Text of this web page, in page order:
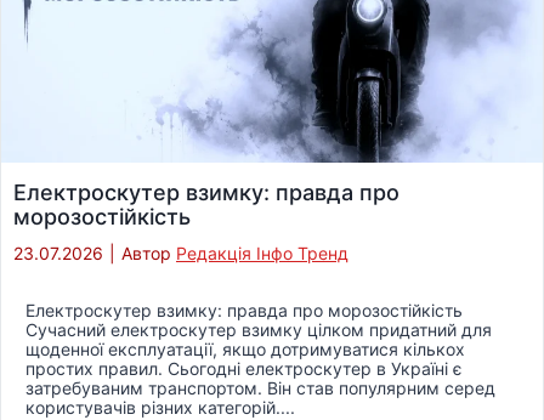
Електроскутер взимку: правда про
морозостійкість
23.07.2026 Автор Редакція Інфо Тренд
Електроскутер взимку: правда про морозостійкість
Сучасний електроскутер взимку цілком придатний для
щоденної експлуатації, якщо дотримуватися кількох
простих правил. Сьогодні електроскутер в Україні є
затребуваним транспортом. Він став популярним серед
користувачів різних категорій....